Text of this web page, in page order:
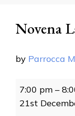
Novena
by Parrocca
Novena
Lajċi
7:00 pm –
21st